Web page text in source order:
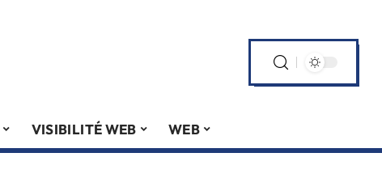
VISIBILITÉ WEB WEB